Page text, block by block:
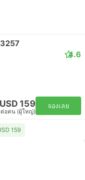
4.6
USD 159
ต่อคน (ผู้ใหญ่)
จองเลย
159